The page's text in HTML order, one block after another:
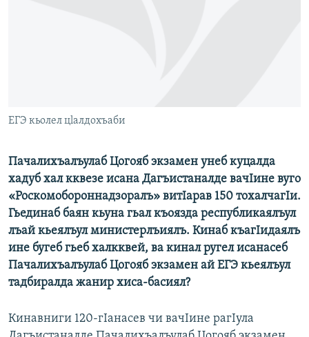
Все сайты РСЕ/РС
ЕГЭ кьолел цlалдохъаби
Пачалихъалъулаб Цогояб экзамен унеб куцалда
хадуб хал кквезе исана Дагъистаналде вачIине вуго
«Роскомобороннадзоралъ» витIарав 150 тохалчагIи.
Гьединаб баян кьуна гьал къоязда республикаялъул
лъай кьеялъул министерлъиялъ. Кинаб къагIидаялъ
ине бугеб гьеб халкквей, ва кинал ругел исанасеб
Пачалихъалъулаб Цогояб экзамен ай ЕГЭ кьеялъул
тадбиралда жанир хиса-басиял?
Кинавниги 120-гIанасев чи вачIине рагIула